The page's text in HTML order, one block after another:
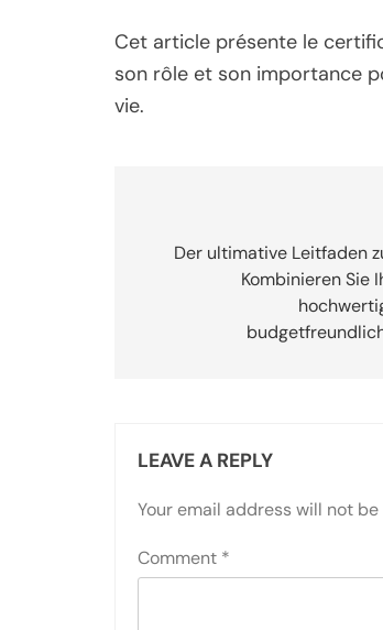
Cet article présente le
son rôle et son importance
vie.
navigation
Der ultimative Leitfaden
Kombinieren Sie
LEAVE A REPLY
Your email address will not
Comment *